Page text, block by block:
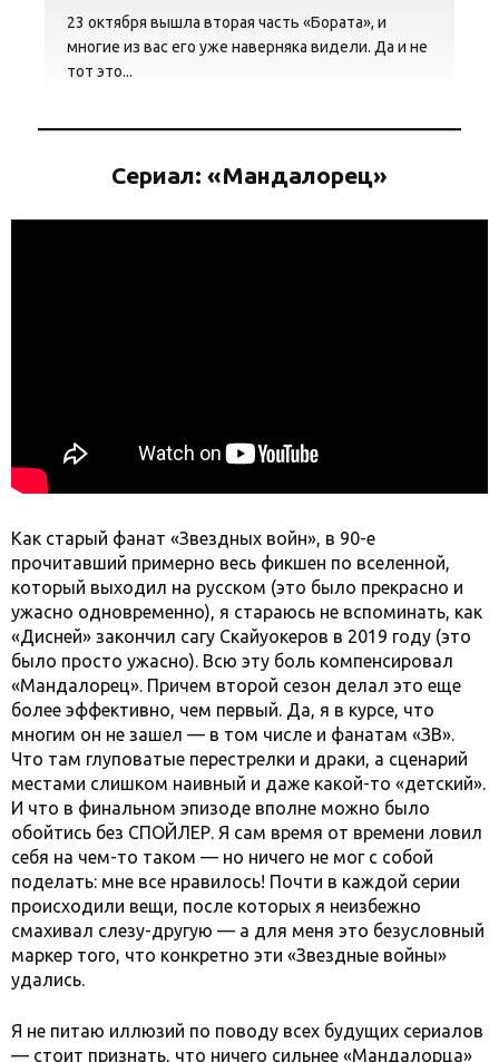
23 октября вышла вторая часть «Бората», и
многие из вас его уже наверняка видели. Да и не
тот это...
Сериал: «Мандалорец»
Как старый фанат «Звездных войн», в 90-е
прочитавший примерно весь фикшен по вселенной,
который выходил на русском (это было прекрасно и
ужасно одновременно), я стараюсь не вспоминать, как
«Дисней» закончил сагу Скайуокеров в 2019 году (это
было просто ужасно). Всю эту боль компенсировал
«Мандалорец». Причем второй сезон делал это еще
более эффективно, чем первый. Да, я в курсе, что
многим он не зашел — в том числе и фанатам «ЗВ».
Что там глуповатые перестрелки и драки, а сценарий
местами слишком наивный и даже какой-то «детский».
И что в финальном эпизоде вполне можно было
обойтись без СПОЙЛЕР. Я сам время от времени ловил
себя на чем-то таком — но ничего не мог с собой
поделать: мне все нравилось! Почти в каждой серии
происходили вещи, после которых я неизбежно
смахивал слезу-другую — а для меня это безусловный
маркер того, что конкретно эти «Звездные войны»
удались.
Я не питаю иллюзий по поводу всех будущих сериалов
— стоит признать, что ничего сильнее «Мандалорца»